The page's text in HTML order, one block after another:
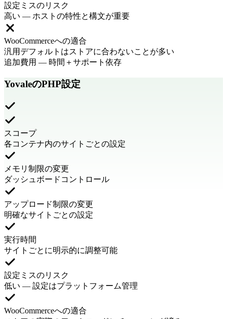
設定ミスのリスク
高い — ホストの特性と構文が重要
WooCommerceへの適合
汎用デフォルトはストアに合わないことが多い
追加費用 — 時間＋サポート依存
YovaleのPHP設定
スコープ
各コンテナ内のサイトごとの設定
メモリ制限の変更
ダッシュボードコントロール
アップロード制限の変更
明確なサイトごとの設定
実行時間
サイトごとに明示的に調整可能
設定ミスのリスク
低い — 設定はプラットフォーム管理
WooCommerceへの適合